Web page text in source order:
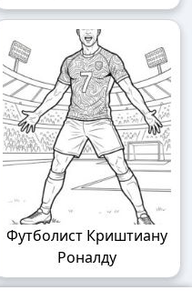
Футболист Криштиану
Роналду